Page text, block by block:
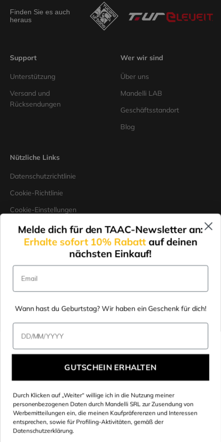
Finden Sie es auch
heraus
Support
Unterstützung
Versand und
Rücksendungen
Wer wir sind
Über uns
Mandelli LAB
Geschäftsstandort
Blog
Nützliche Links
Datenschutzrichtlinie
Cookie-Richtlinie
Cookie-Einstellungen
Allgemeine
Verkaufsbedingungen
Konformitätsnachweise
Eingetragenes Amt: Mandelli SRL - über Tommaso Grossi, 5 - 20841,
Carate Brianza (MB) Italien
Reg.imp - Kabeljau. FISC. 00678640152 - Mehrwertsteuer
Melde dich für den TAAC-Newsletter an:
Erhalte sofort 10% Rabattauf deinen
nächsten Einkauf!
Email
Wann hast du Geburtstag? Wir haben ein Geschenk für dich!
Data di nascita
GUTSCHEIN ERHALTEN
Durch Klicken auf „Weiter“ willige ich in die Nutzung meiner
personenbezogenen Daten durch Mandelli SRL zur Zusendung von
Werbemitteilungen ein, die meinen Kaufpräferenzen und Interessen
entsprechen, sowie für Profiling-Aktivitäten, gemäß der
Datenschutzerklärung.